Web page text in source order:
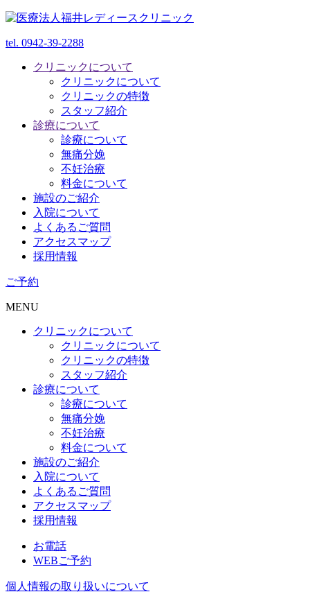
tel. 0942-39-2288
クリニックについて
クリニックについて
クリニックの特徴
スタッフ紹介
診療について
診療について
無痛分娩
不妊治療
料金について
施設のご紹介
入院について
よくあるご質問
アクセスマップ
採用情報
ご予約
MENU
クリニックについて
クリニックについて
クリニックの特徴
スタッフ紹介
診療について
診療について
無痛分娩
不妊治療
料金について
施設のご紹介
入院について
よくあるご質問
アクセスマップ
採用情報
お電話
WEBご予約
個人情報の取り扱いについて